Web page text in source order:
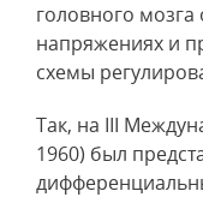
головного
напряжениях и
схемы
Так, на III
1960) был